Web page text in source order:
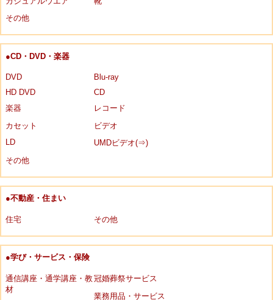
その他
●CD・DVD・楽器
DVD
Blu-ray
HD DVD
CD
楽器
レコード
カセット
ビデオ
LD
UMDビデオ(⇒)
その他
●不動産・住まい
住宅 その他
●学び・サービス・保険
通信講座・通学講座・教
材
冠婚葬祭サービス
業務用品・サービス